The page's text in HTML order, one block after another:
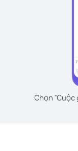
Chọn